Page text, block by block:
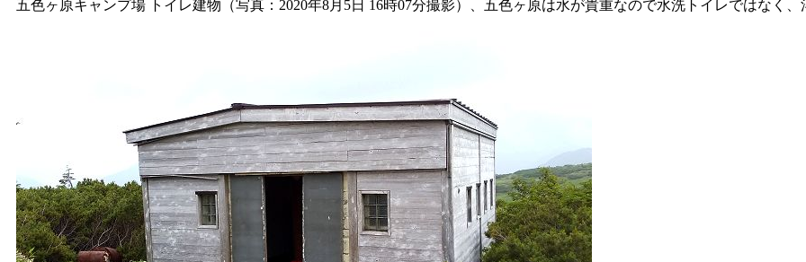
五色ヶ原キャンプ場 トイレ建物（写真：2020年8月5日 16時07分撮影）、五色ヶ原は水が貴重なので水洗トイレではなく、